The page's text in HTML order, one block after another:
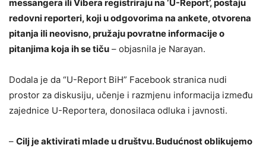
messangera ili Vibera registriraju na ‘U-Report’, postaju
redovni reporteri, koji u odgovorima na ankete, otvorena
pitanja ili neovisno, pružaju povratne informacije o
pitanjima koja ih se tiču – objasnila je Narayan.
Dodala je da “U-Report BiH” Facebook stranica nudi
prostor za diskusiju, učenje i razmjenu informacija između
zajednice U-Reportera, donosilaca odluka i javnosti.
– Cilj je aktivirati mlade u društvu. Budućnost oblikujemo